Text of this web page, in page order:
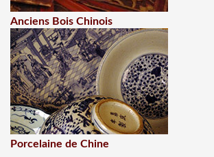
Anciens Bois Chinois
Porcelaine de Chine